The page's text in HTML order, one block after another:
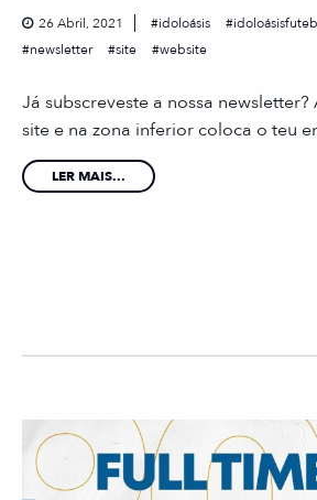
26 Abril, 2021 idoloásis
newsletter
site website
Já subscreveste a nossa
site e na zona inferior coloca o teu
LER MAIS...